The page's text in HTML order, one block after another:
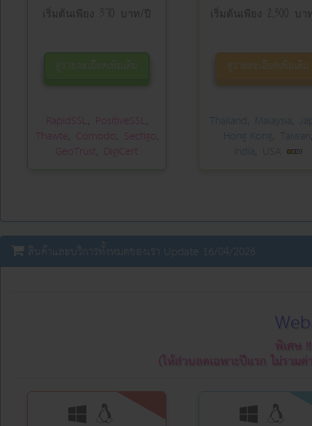
เริ่มต้นเพียง 370 บาท/ปี
ดูรายละเอียดเพิ่มเติม
RapidSSL, PositiveSSL,
Thawte, Comodo, Sectigo,
GeoTrust, DigiCert
เริ่มต้นเพียง 2,300 บา
ดูรายละเอียดเพิ่มเติม
Thailand , Malaysia,
Hong Kong, Taiwan,
India, USA
สินค้าและบริการทั้งหมดของเรา Update 16/04/2026
พิเศษ
(ให้ส่วนลดเฉพาะปีแรก ไม่รวม